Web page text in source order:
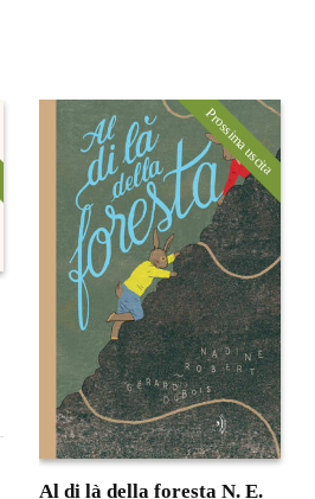
Prossima uscita
Al di là della foresta N. E.